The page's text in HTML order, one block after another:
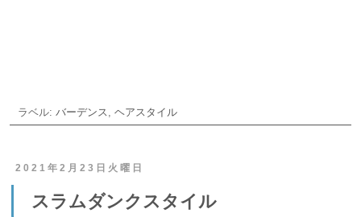
ラベル: バーデンス, ヘアスタイル
2021年2月23日火曜日
スラムダンクスタイル